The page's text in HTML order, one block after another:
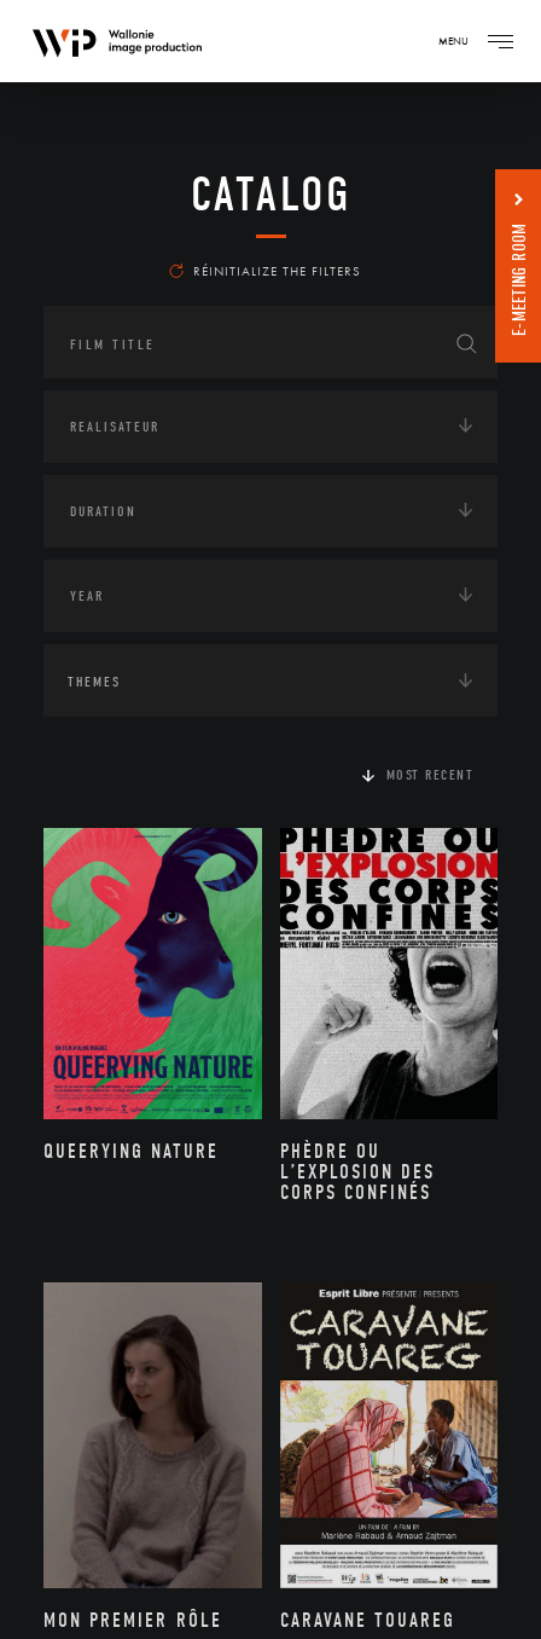
MENU
CATALOG
RÉINITIALIZE THE FILTERS
THEMES
MOST RECENT
QUEERYING NATURE
PHÈDRE OU
L’EXPLOSION DES
CORPS CONFINÉS
MON PREMIER RÔLE CARAVANE TOUAREG
E-MEETING ROOM